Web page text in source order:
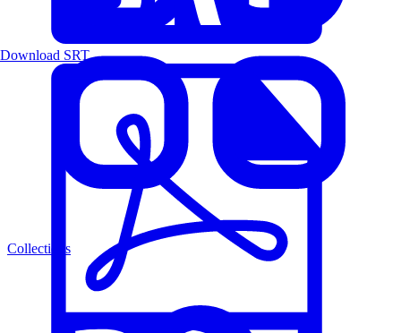
Collections
Download SRT